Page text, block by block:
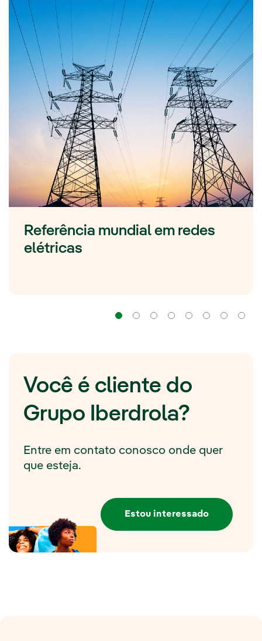
Referência mundial em redes
elétricas
NavegaçãoNavegaçãoNavegaçãoNavegaçãoNavegação
Você é cliente do
Grupo Iberdrola?
Entre em contato conosco onde quer
que esteja.
Estou interessado